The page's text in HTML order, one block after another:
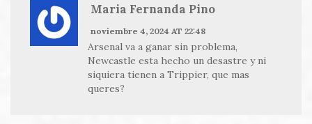
Maria Fernanda Pino
noviembre 4, 2024 AT 22:48
Arsenal va a ganar sin problema,
Newcastle esta hecho un desastre y ni
siquiera tienen a Trippier, que mas
queres?